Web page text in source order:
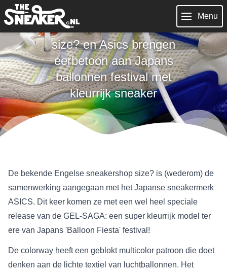
Menu
size? en Asics brengen
eerbetoon aan Japans
ballonnen festival met
kleurrijk sneaker
De bekende Engelse sneakershop size? is (wederom) de
samenwerking aangegaan met het Japanse sneakermerk
ASICS. Dit keer komen ze met een wel heel speciale
release van de GEL-SAGA: een super kleurrijk model ter
ere van Japans 'Balloon Fiesta' festival!
De colorway heeft een geblokt multicolor patroon die doet
denken aan de lichte textiel van luchtballonnen. Het